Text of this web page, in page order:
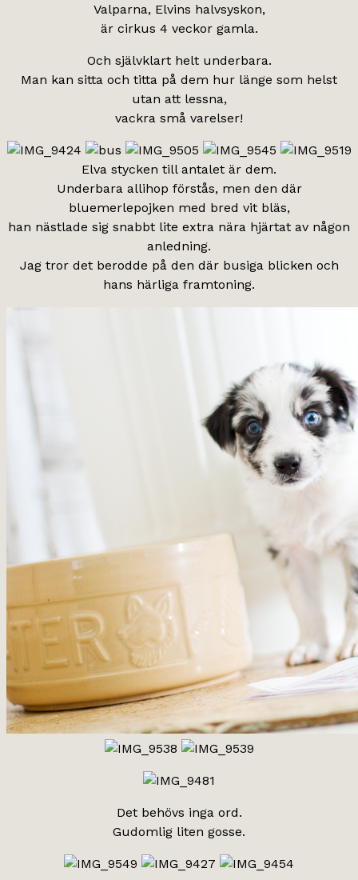
Valparna, Elvins halvsyskon,
är cirkus 4 veckor gamla.
Och självklart helt underbara.
Man kan sitta och titta på dem hur länge som helst
utan att lessna,
vackra små varelser!
Elva stycken till antalet är dem.
Underbara allihop förstås, men den där
bluemerlepojken med bred vit bläs,
han nästlade sig snabbt lite extra nära hjärtat av någon
anledning.
Jag tror det berodde på den där busiga blicken och
hans härliga framtoning.
Det behövs inga ord.
Gudomlig liten gosse.